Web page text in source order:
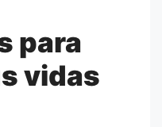
para
vidas